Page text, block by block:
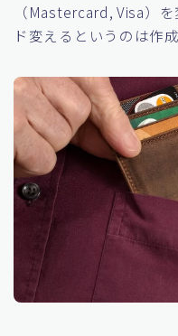
（Mastercard, Visa）
ド変えるというのは作